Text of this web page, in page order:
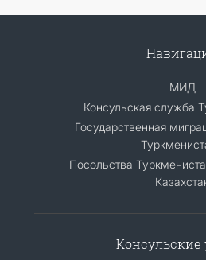
МИД
Консульская служба
Государственная
Посольства
Консульские